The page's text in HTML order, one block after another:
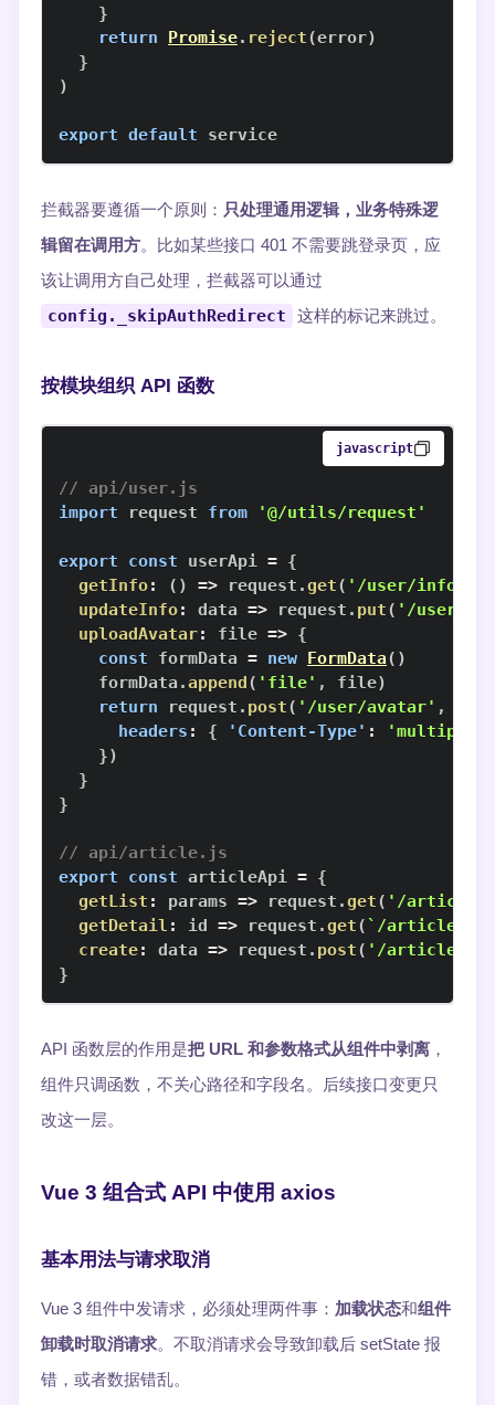
}
return
Promise. reject(error)
}
)
export default service
拦截器要遵循一个原则： 只处理通用逻辑，业务特殊逻
辑留在调用方。比如某些接口 401 不需要跳登录页，应
该让调用方自己处理，拦截器可以通过
config._skipAuthRedirect 这样的标记来跳过。
按模块组织 API 函数
javascript
// api/user.js
import
request from '@/utils/request'
export const userApi = {
getInfo: ( ) => request .get( '/user/info'
updateInfo: data => request . put( '/user/
uploadAvatar: file => {
const formData = new FormData( )
    formData
.append( 'file' , file)
return request . post( '/user/avatar' ,
headers : { 'Content-Type' :
})
}
}
// api/article.js
export
const articleApi = {
getList : params => request .get( '/articles'
getDetail : id => request .get(` /articles/
create: data => request . post( '/articles'
}
API 函数层的作用是把 URL 和参数格式从组件中剥离 ，
组件只调函数，不关心路径和字段名。后续接口变更只
改这一层。
Vue 3 组合式 API 中使用 axios
基本用法与请求取消
Vue 3 组件中发请求，必须处理两件事： 加载状态和组件
卸载时取消请求。不取消请求会导致卸载后 setState 报
错，或者数据错乱。